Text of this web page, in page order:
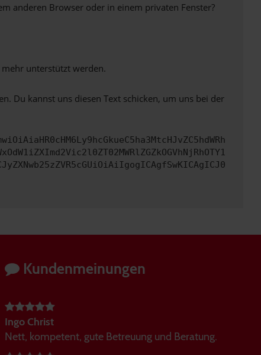
anderen Browser oder in einem privaten Fenster?
unterstützt werden.
Du kannst uns diesen Text schicken, um uns bei der
Kundenmeinungen
Ingo Christ
Nett, kompetent, gute Betreuung und Beratung.